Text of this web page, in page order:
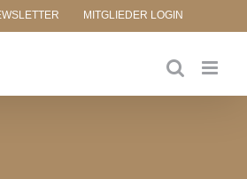
MITGLIEDER LOGIN